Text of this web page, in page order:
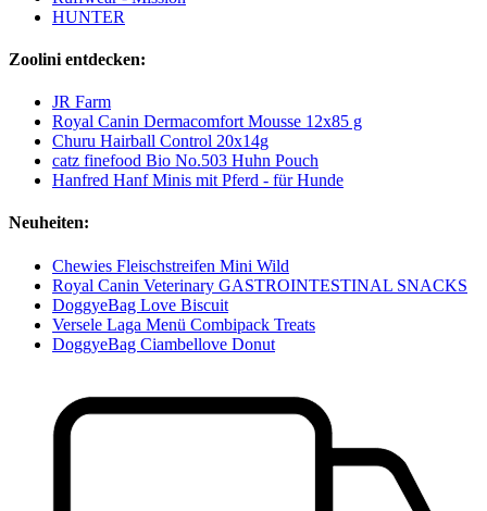
HUNTER
Zoolini entdecken:
JR Farm
Royal Canin Dermacomfort Mousse 12x85 g
Churu Hairball Control 20x14g
catz finefood Bio No.503 Huhn Pouch
Hanfred Hanf Minis mit Pferd - für Hunde
Neuheiten:
Chewies Fleischstreifen Mini Wild
Royal Canin Veterinary GASTROINTESTINAL SNACKS
DoggyeBag Love Biscuit
Versele Laga Menü Combipack Treats
DoggyeBag Ciambellove Donut